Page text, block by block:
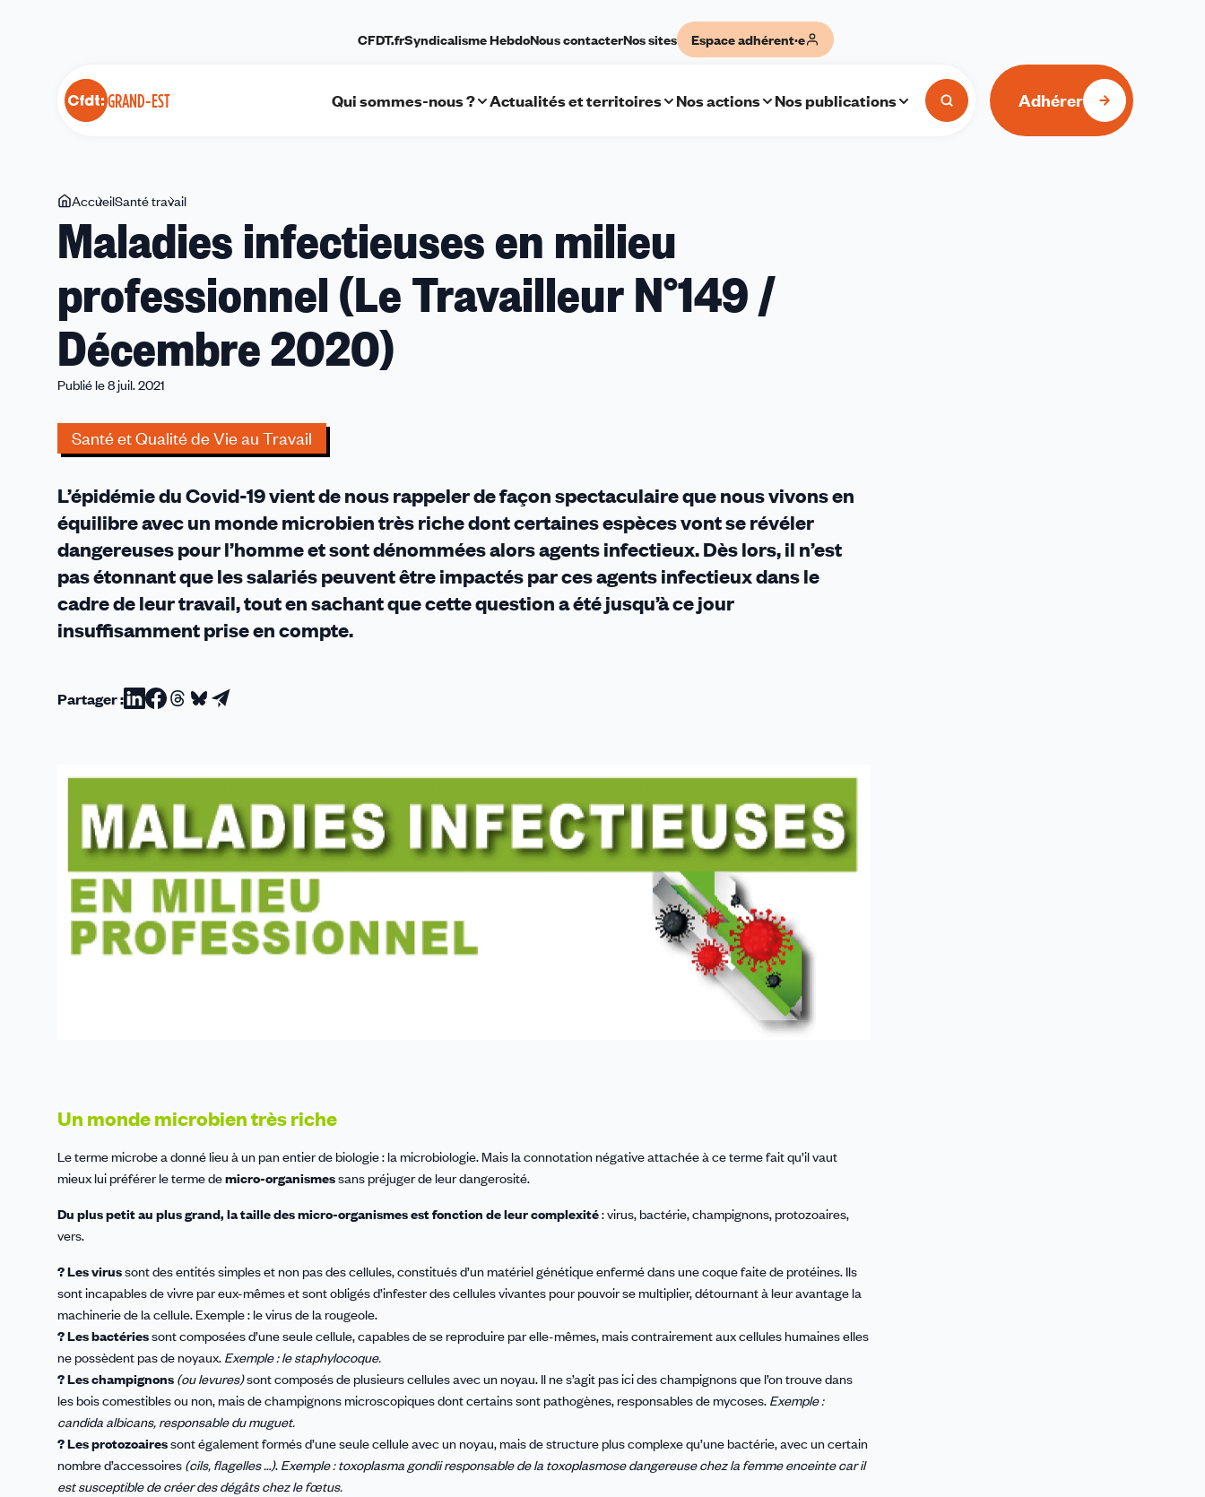
GRAND-EST
CFDT.frSyndicalisme HebdoNous contacterNos sites Espace adhérent·e
Qui sommes-nous ? Actualités et territoires Nos actions Nos publications Adhérer
Vous
êtes
ici
AccueilSanté travail
infectieuses
en
milieu
professionnel
Travailleur
N°149
2020)
Maladies infectieuses en milieu
professionnel (Le Travailleur N°149 /
Décembre 2020)
Publié le 8 juil. 2021
Santé et Qualité de Vie au Travail
L’épidémie du Covid-19 vient de nous rappeler de façon spectaculaire que nous vivons en
équilibre avec un monde microbien très riche dont certaines espèces vont se révéler
dangereuses pour l’homme et sont dénommées alors agents infectieux. Dès lors, il n’est
pas étonnant que les salariés peuvent être impactés par ces agents infectieux dans le
cadre de leur travail, tout en sachant que cette question a été jusqu’à ce jour
insuffisamment prise en compte.
Partager :Partager
Partager
Partager
Partager
Partager
Un monde microbien très riche
Le terme microbe a donné lieu à un pan entier de biologie : la microbiologie. Mais la connotation négative attachée à ce terme fait qu’il vaut
mieux lui préférer le terme demicro-organismessans préjuger de leur dangerosité.
Du plus petit au plus grand, la taille des micro-organismes est fonction de leur complexité: virus, bactérie, champignons, protozoaires,
vers.
? Les virussont des entités simples et non pas des cellules, constitués d’un matériel génétique enfermé dans une coque faite de protéines. Ils
sont incapables de vivre par eux-mêmes et sont obligés d’infester des cellules vivantes pour pouvoir se multiplier, détournant à leur avantage la
machinerie de la cellule. Exemple : le virus de la rougeole.
? Les bactériessont composées d’une seule cellule, capables de se reproduire par elle-mêmes, mais contrairement aux cellules humaines elles
ne possèdent pas de noyaux. Exemple : le staphylocoque.
? Les champignons (ou levures)sont composés de plusieurs cellules avec un noyau. Il ne s’agit pas ici des champignons que l’on trouve dans
les bois comestibles ou non, mais de champignons microscopiques dont certains sont pathogènes, responsables de mycoses. Exemple :
candida albicans, responsable du muguet.
? Les protozoairessont également formés d’une seule cellule avec un noyau, mais de structure plus complexe qu’une bactérie, avec un certain
nombre d’accessoires (cils, flagelles …). Exemple : toxoplasma gondii responsable de la toxoplasmose dangereuse chez la femme enceinte car il
est susceptible de créer des dégâts chez le fœtus.